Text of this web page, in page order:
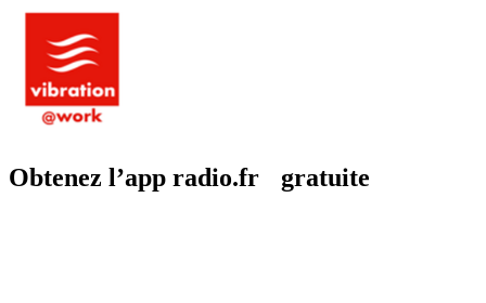
Obtenez l’app radio.fr gratuite